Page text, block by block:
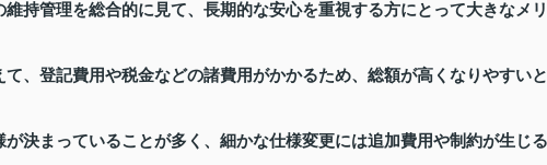
持管理を総合的に見て、長期的な安心を重視する方にとって大きなメリ
、登記費用や税金などの諸費用がかかるため、総額が高くなりやすいと
決まっていることが多く、細かな仕様変更には追加費用や制約が生じる